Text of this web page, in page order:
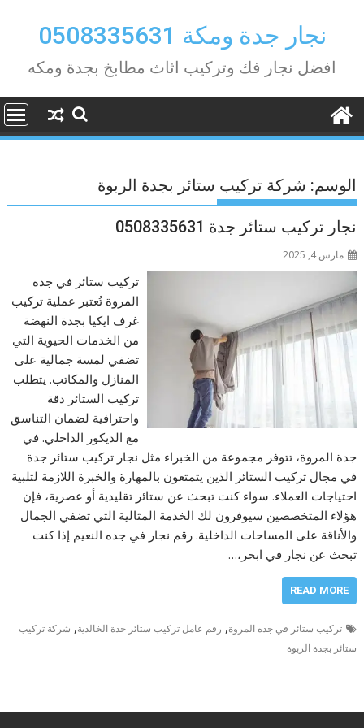
contentنجار جدة ومكة 0508335631
افضل نجار فك وتركيب اثاث مطابخ بجدة ومكه
الوسم: شركة تركيب ستائر بجدة الربوة
نجار تركيب ستائر جدة 0508335631
مارس 4, 2025
تركيب ستائر في جده
المروة تُعتبر عملية تركيب
غرف ايكيا بجدة النهضة
من الخدمات الحيوية التي
تضفي لمسة جمالية على
المنازل والمكاتب. يتطلب
تركيب الستائر دقة
واحترافية لضمان التناسق
مع الديكور الداخلي. في
جدة المروة، تتوفر مجموعة من الخبراء مثل نجار تركيب ستائر جدة
في مجال تركيب الستائر الذين يتمتعون بالمهارة والخبرة اللازمة لتلبية
احتياجات العملاء. سواء كنت تبحث عن ستائر تقليدية أو عصرية، فإن
هؤلاء المتخصصين سيوفرون لك الخدمة المثالية التي تضفي الجمال
والأناقة على المساحات الداخلية. رقم نجار في جده النعيم إذا كنت
تبحث عن نجار في ابحر،…
READ MORE
تركيب ستائر في جده المروة, رقم عامل تركيب ستائر جدة الخالدية, شركة تركيب
ستائر بجدة الربوة